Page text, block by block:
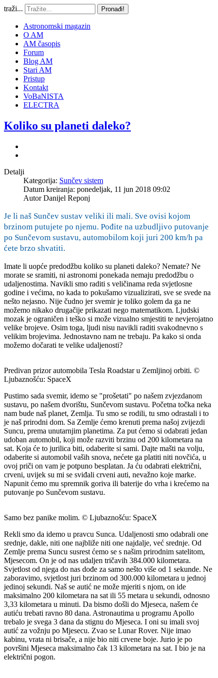
traži... Pronađi!
Astronomski magazin
O AM
AM časopis
Forum
Blog AM
Stari AM
Pristup
Kontakt
VoBaNISTA
ELECTRA
Koliko su planeti daleko?
Detalji
Kategorija: Sunčev sistem
Datum kreiranja: ponedeljak, 11 jun 2018 09:02
AutorDanijel Reponj
Je li naš Sunčev sustav veliki ili mali. Sve ovisi kojom
brzinom putujete po njemu. Pođite na uzbudljivo putovanje
po Sunčevom sustavu, automobilom koji juri 200 km/h pa
ćete brzo shvatiti.
Imate li uopće predodžbu koliko su planeti daleko? Nemate? Ne
morate se sramiti, ni astronomi ponekada nemaju predodžbu o
udaljenostima. Navikli smo raditi s veličinama reda svjetlosne
godine i većima, no kada to pokušamo vizualizirati, sve se svede na
nešto nejasno. Nije čudno jer svemir je toliko golem da ga ne
možemo nikako drugačije prikazati nego matematikom. Ljudski
mozak je ograničen i teško si može vizualno smjestiti te nevjerojatno
velike brojeve. Osim toga, ljudi nisu navikli raditi svakodnevno s
velikim brojevima. Jednostavno nam ne trebaju. Pa kako si onda
možemo dočarati te velike udaljenosti?
Predivan prizor automobila Tesla Roadstar u Zemljinoj orbiti. ©
Ljubaznošću: SpaceX
Pustimo sada svemir, idemo se "prošetati" po našem zvjezdanom
sustavu, po našem dvorištu, Sunčevom sustavu. Početna točka neka
nam bude naš planet, Zemlja. Tu smo se rodili, tu smo odrastali i to
je naš prirodni dom. Sa Zemlje ćemo krenuti prema našoj zvijezdi
Suncu, prema unutarnjim planetima. Za put ćemo si odabrati jedan
udoban automobil, koji može razviti brzinu od 200 kilometara na
sat. Koja će to jurilica biti, odaberite si sami. Dajte mašti na volju,
odaberite si automobil vaših snova, nećete ga platiti niti novčića, u
ovoj priči on vam je potpuno besplatan. Ja ću odabrati električni,
crveni, uvijek su mi se sviđali crveni auti, nevažno koje marke.
Napunit ćemo mu spremnik goriva ili baterije do vrha i krećemo na
putovanje po Sunčevom sustavu.
Samo bez panike molim. © Ljubaznošću: SpaceX
Rekli smo da idemo u pravcu Sunca. Udaljenosti smo odabrali one
srednje, dakle, niti one najbliže niti one najdalje, već srednje. Od
Zemlje prema Suncu susrest ćemo se s našim prirodnim satelitom,
Mjesecom. On je od nas udaljen tričavih 384.000 kilometara.
Svjetlost od njega do nas dođe za samo nešto više od 1 sekunde. Ne
zaboravimo, svjetlost juri brzinom od 300.000 kilometara u jednoj
jedinoj sekundi. Naš se autić ne može mjeriti s njom, on ide
maksimalno 200 kilometara na sat ili 55 metara u sekundi, odnosno
3,33 kilometara u minuti. Da bismo došli do Mjeseca, našem će
autiću trebati ravno 80 dana. Astronautima u programu Apollo
trebalo je svega 3 dana da stignu do Mjeseca. I oni su imali svoj
autić za vožnju po Mjesecu. Zvao se Lunar Rover. Nije imao
kabinu, vrata ni brisače, a nije bio niti crvene boje. Jurio je po
površini Mjeseca maksimalno čak 13 kilometara na sat. I bio je na
električni pogon.